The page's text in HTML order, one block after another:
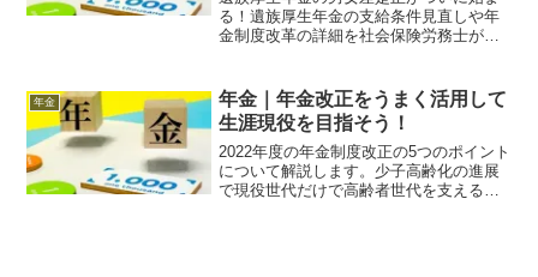
る！遺族厚生年金の支給条件見直しや年
金制度改革の詳細を社会保険労務士が解
年金
年金｜年金改正をうまく活用して
生涯現役を目指そう！
2022年度の年金制度改正の5つのポイント
について解説します。少子高齢化の進展
で現役世代だけで高齢者世代を支えるこ